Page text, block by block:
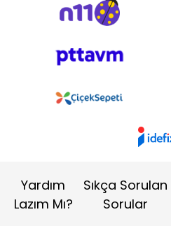
Yardım
Lazım Mı?
Sıkça Sorulan
Sorular